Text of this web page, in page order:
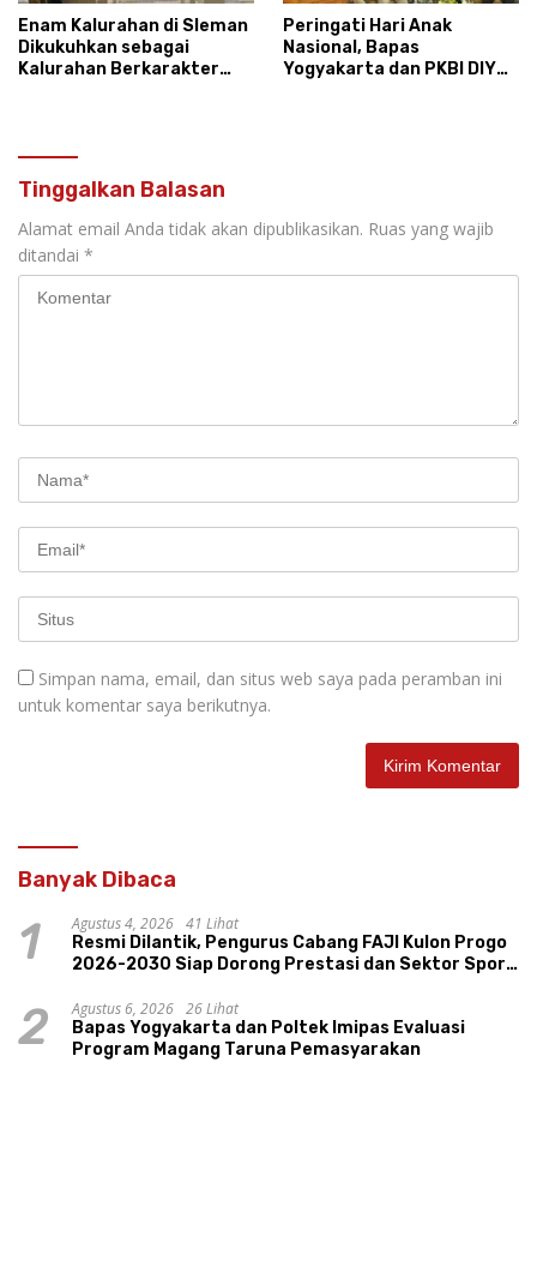
Enam Kalurahan di Sleman
Dikukuhkan sebagai
Kalurahan Berkarakter
Peringati Hari Anak
Nasional, Bapas
Yogyakarta dan PKBI DIY
Tinggalkan Balasan
Alamat email Anda tidak akan dipublikasikan. Ruas yang wajib
ditandai *
Simpan nama, email, dan situs web saya pada peramban ini
untuk komentar saya berikutnya.
Banyak Dibaca
1 Agustus 4, 2026 41 Lihat
Resmi Dilantik, Pengurus Cabang FAJI Kulon Progo
2026-2030 Siap Dorong Prestasi dan Sektor Sport
2 Agustus 6, 2026 26 Lihat
Bapas Yogyakarta dan Poltek Imipas Evaluasi
Program Magang Taruna Pemasyarakan